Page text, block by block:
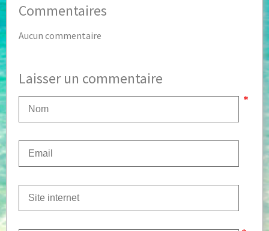
Commentaires
Aucun commentaire
Laisser un commentaire